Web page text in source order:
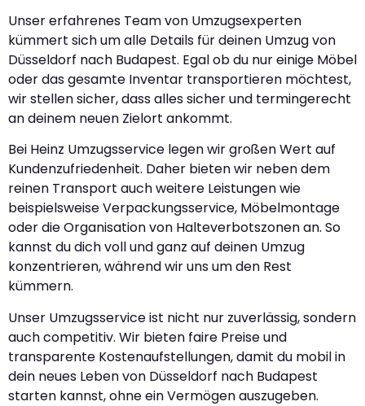
Unser erfahrenes Team von Umzugsexperten
kümmert sich um alle Details für deinen Umzug von
Düsseldorf nach Budapest. Egal ob du nur einige Möbel
oder das gesamte Inventar transportieren möchtest,
wir stellen sicher, dass alles sicher und termingerecht
an deinem neuen Zielort ankommt.
Bei Heinz Umzugsservice legen wir großen Wert auf
Kundenzufriedenheit. Daher bieten wir neben dem
reinen Transport auch weitere Leistungen wie
beispielsweise Verpackungsservice, Möbelmontage
oder die Organisation von Halteverbotszonen an. So
kannst du dich voll und ganz auf deinen Umzug
konzentrieren, während wir uns um den Rest
kümmern.
Unser Umzugsservice ist nicht nur zuverlässig, sondern
auch competitiv. Wir bieten faire Preise und
transparente Kostenaufstellungen, damit du mobil in
dein neues Leben von Düsseldorf nach Budapest
starten kannst, ohne ein Vermögen auszugeben.